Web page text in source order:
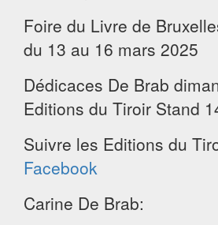
Foire du Livre de
du 13 au 16 mars 2025
Dédicaces De Brab
Editions du Tiroir Stand
Suivre les Editions du
Facebook
Carine De Brab: